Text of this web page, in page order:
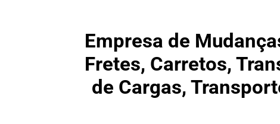
Empresa de
Fretes, Carretos,
de Cargas,